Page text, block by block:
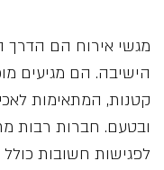
מגשי אירוח הם הדרך
הישיבה. הם מגיעים
קטנות, המתאימות
ובטעם. חברות רבות
לפגישות חשובות